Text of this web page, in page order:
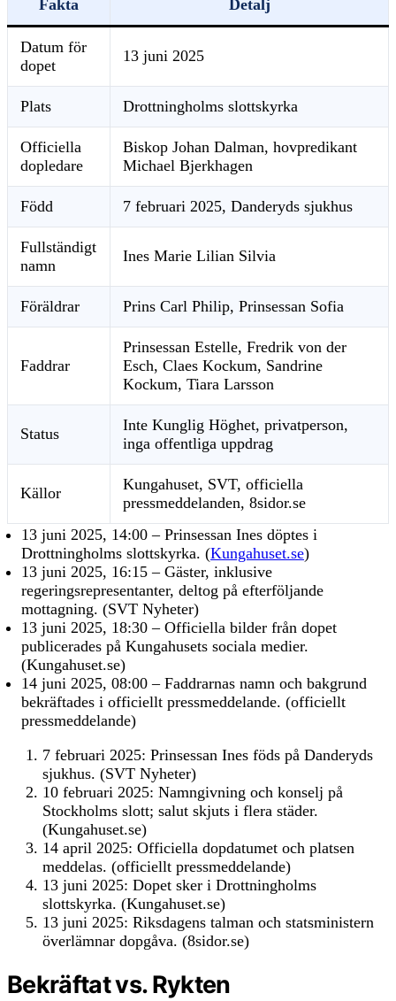
Fakta Detalj
Datum för
dopet
13 juni 2025
Plats Drottningholms slottskyrka
Officiella
dopledare
Biskop Johan Dalman, hovpredikant
Michael Bjerkhagen
Född 7 februari 2025, Danderyds sjukhus
Fullständigt
namn
Ines Marie Lilian Silvia
Föräldrar Prins Carl Philip, Prinsessan Sofia
Faddrar
Prinsessan Estelle, Fredrik von der
Esch, Claes Kockum, Sandrine
Kockum, Tiara Larsson
Status
Inte Kunglig Höghet, privatperson,
inga offentliga uppdrag
Källor
Kungahuset, SVT, officiella
pressmeddelanden, 8sidor.se
13 juni 2025, 14:00 – Prinsessan Ines döptes i
Drottningholms slottskyrka. (Kungahuset.se)
13 juni 2025, 16:15 – Gäster, inklusive
regeringsrepresentanter, deltog på efterföljande
mottagning. (SVT Nyheter)
13 juni 2025, 18:30 – Officiella bilder från dopet
publicerades på Kungahusets sociala medier.
(Kungahuset.se)
14 juni 2025, 08:00 – Faddrarnas namn och bakgrund
bekräftades i officiellt pressmeddelande. (officiellt
pressmeddelande)
7 februari 2025: Prinsessan Ines föds på Danderyds
sjukhus. (SVT Nyheter)
10 februari 2025: Namngivning och konselj på
Stockholms slott; salut skjuts i flera städer.
(Kungahuset.se)
14 april 2025: Officiella dopdatumet och platsen
meddelas. (officiellt pressmeddelande)
13 juni 2025: Dopet sker i Drottningholms
slottskyrka. (Kungahuset.se)
13 juni 2025: Riksdagens talman och statsministern
överlämnar dopgåva. (8sidor.se)
Bekräftat vs. Rykten